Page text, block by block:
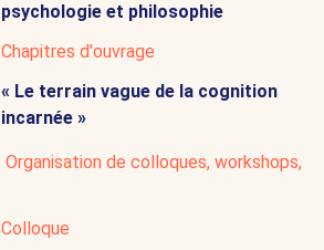
psychologie et philosophie
Chapitres d'ouvrage
« Le terrain vague de la cognition
incarnée »
Organisation de colloques, workshops,
Colloque